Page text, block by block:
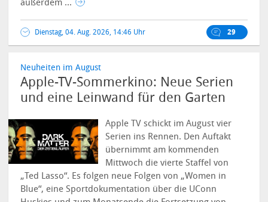
außerdem ...
Dienstag, 04. Aug. 2026, 14:46 Uhr 29
Neuheiten im August
Apple-TV-Sommerkino: Neue Serien
und eine Leinwand für den Garten
Apple TV schickt im August vier
Serien ins Rennen. Den Auftakt
übernimmt am kommenden
Mittwoch die vierte Staffel von
„Ted Lasso“. Es folgen neue Folgen von „Women in
Blue“, eine Sportdokumentation über die UConn